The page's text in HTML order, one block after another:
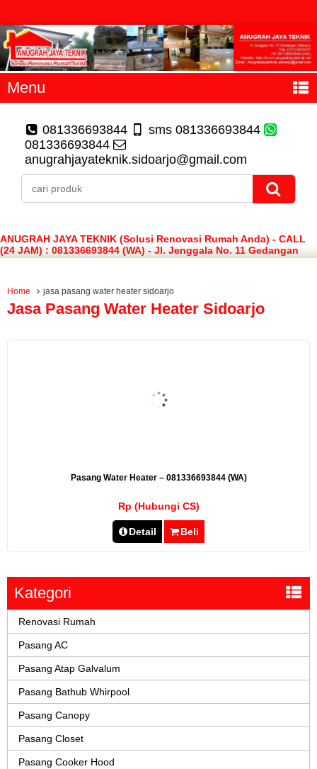
Menu
081336693844
sms 081336693844
081336693844
anugrahjayateknik.sidoarjo@gmail.com
ANUGRAH JAYA TEKNIK (Solusi Renovasi Rumah Anda) - CALL
(24 JAM) : 081336693844 (WA) - Jl. Jenggala No. 11 Gedangan
Sidoarjo
Home jasa pasang water heater sidoarjo
Jasa Pasang Water Heater Sidoarjo
Pasang Water Heater – 081336693844 (WA)
Rp (Hubungi CS)
Detail Beli
Kategori
Renovasi Rumah
Pasang AC
Pasang Atap Galvalum
Pasang Bathub Whirpool
Pasang Canopy
Pasang Closet
Pasang Cooker Hood